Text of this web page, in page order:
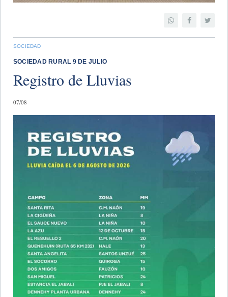
SOCIEDAD
SOCIEDAD RURAL 9 DE JULIO
Registro de Lluvias
07/08